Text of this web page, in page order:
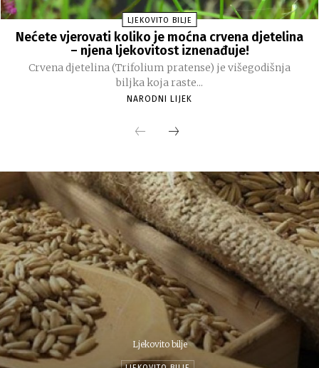
LJEKOVITO BILJE
Nećete vjerovati koliko je moćna crvena djetelina
– njena ljekovitost iznenađuje!
Crvena djetelina (Trifolium pratense) je višegodišnja
biljka koja raste...
NARODNI LIJEK